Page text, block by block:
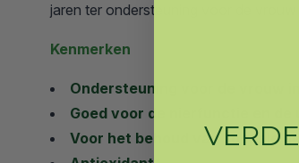
jaren ter ondersteuning voor de vrouw
Kenmerken
Ondersteuning voor de vrouw in
Goed voor de nierfunctie en de
Voor het behoud van soepele